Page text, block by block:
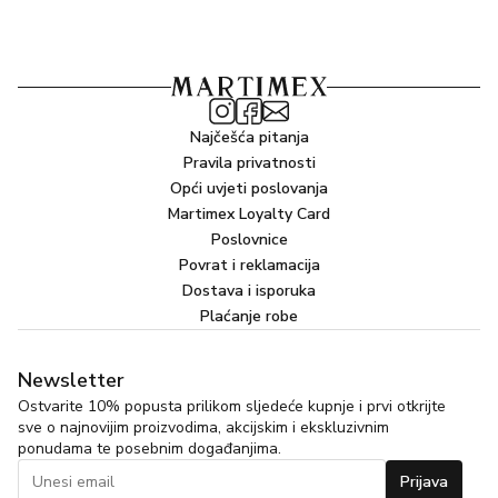
Najčešća pitanja
Pravila privatnosti
Opći uvjeti poslovanja
Martimex Loyalty Card
Poslovnice
Povrat i reklamacija
Dostava i isporuka
Plaćanje robe
Newsletter
Ostvarite 10% popusta prilikom sljedeće kupnje i prvi otkrijte
sve o najnovijim proizvodima, akcijskim i ekskluzivnim
ponudama te posebnim događanjima.
Prijava